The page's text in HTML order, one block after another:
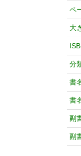
ペ
大
分
書
書
副
副